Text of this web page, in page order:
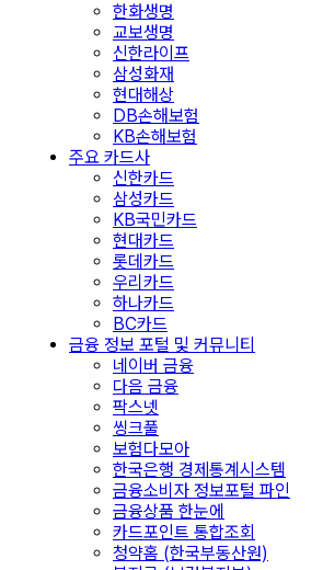
한화생명
교보생명
신한라이프
삼성화재
현대해상
DB손해보험
KB손해보험
주요 카드사
신한카드
삼성카드
KB국민카드
현대카드
롯데카드
우리카드
하나카드
BC카드
금융 정보 포털 및 커뮤니티
네이버 금융
다음 금융
팍스넷
씽크풀
보험다모아
한국은행 경제통계시스템
금융소비자 정보포털 파인
금융상품 한눈에
카드포인트 통합조회
청약홈 (한국부동산원)